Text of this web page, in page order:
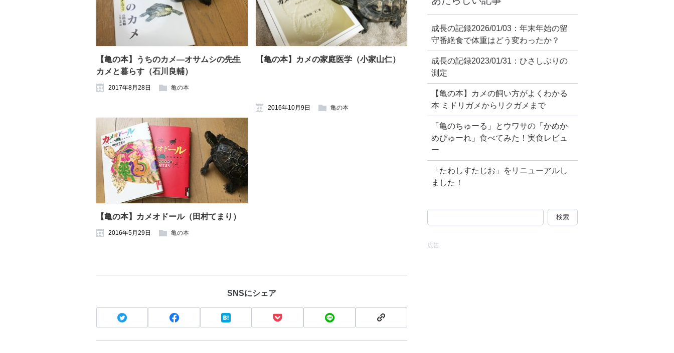
【亀の本】うちのカメ―オサムシの先生
カメと暮らす（石川良輔）
2017年8月28日 亀の本
【亀の本】カメの家庭医学（小家山仁）
2016年10月9日 亀の本
【亀の本】カメオドール（田村てまり）
2016年5月29日 亀の本
SNSにシェア
成長の記録2026/01/03：年末年始の留
守番絶食で体重はどう変わったか？
成長の記録2023/01/31：ひさしぶりの
測定
【亀の本】カメの飼い方がよくわかる
本 ミドリガメからリクガメまで
「亀のちゅーる」とウワサの「かめか
めぴゅーれ」食べてみた！実食レビュ
ー
「たわしすたじお」をリニューアルし
ました！
索:
広告